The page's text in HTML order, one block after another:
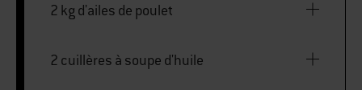
2 kg d'ailes de poulet
2 cuillères à soupe d'huile